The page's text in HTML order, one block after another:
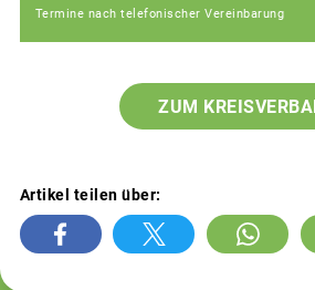
Termine nach telefonischer Vereinbarung
ZUM
Artikel teilen über: